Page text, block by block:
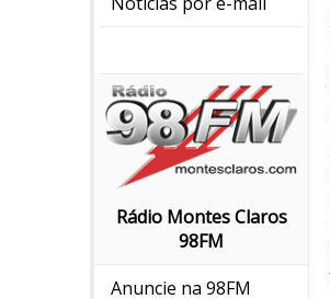
Rádio Montes Claros
98FM
Anuncie na 98FM